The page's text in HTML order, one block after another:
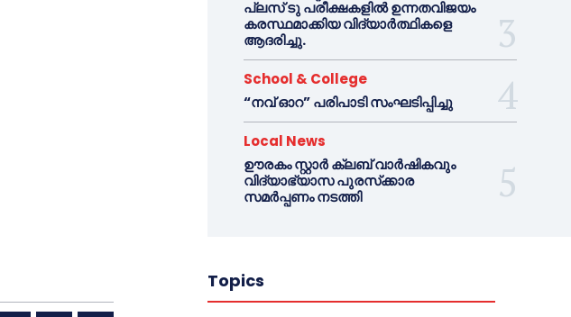
പ്ലസ് ടു പരീക്ഷകളിൽ ഉന്നതവിജയം
കരസ്ഥമാക്കിയ വിദ്യാർത്ഥികളെ
ആദരിച്ചു.
School & College
“നവ് ഓറ” പരിപാടി സംഘടിപ്പിച്ചു
Local News
ഊരകം സ്റ്റാർ ക്ലബ് വാർഷികവും
വിദ്യാഭ്യാസ പുരസ്‌ക്കാര
സമർപ്പണം നടത്തി
Topics